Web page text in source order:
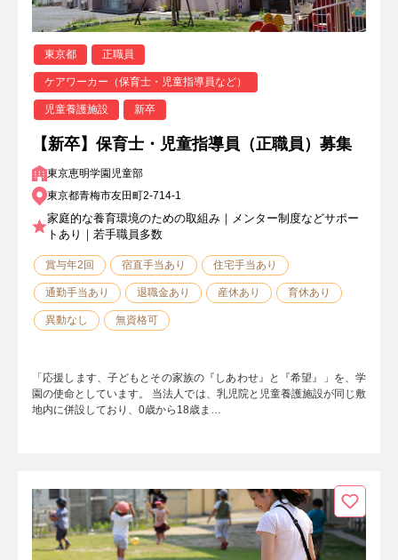
東京都 正職員
ケアワーカー（保育士・児童指導員など）
児童養護施設 新卒
【新卒】保育士・児童指導員（正職員）募集
東京恵明学園児童部
東京都青梅市友田町2-714-1
家庭的な養育環境のための取組み｜メンター制度などサポー
トあり｜若手職員多数
賞与年2回 宿直手当あり 住宅手当あり
通勤手当あり 退職金あり 産休あり 育休あり
異動なし 無資格可
「応援します、子どもとその家族の『しあわせ』と『希望』」を、学
園の使命としています。 当法人では、乳児院と児童養護施設が同じ敷
地内に併設しており、0歳から18歳ま…